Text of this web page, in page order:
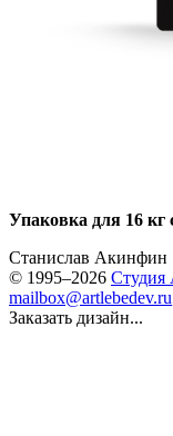
Упаковка для 16 кг
Станислав Акинфин
© 1995–2026 Студия
mailbox@artlebedev.ru
Заказать дизайн...